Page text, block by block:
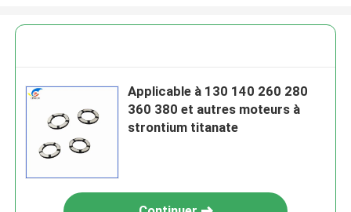
Applicable à 130 140 260 280
360 380 et autres moteurs à
strontium titanate